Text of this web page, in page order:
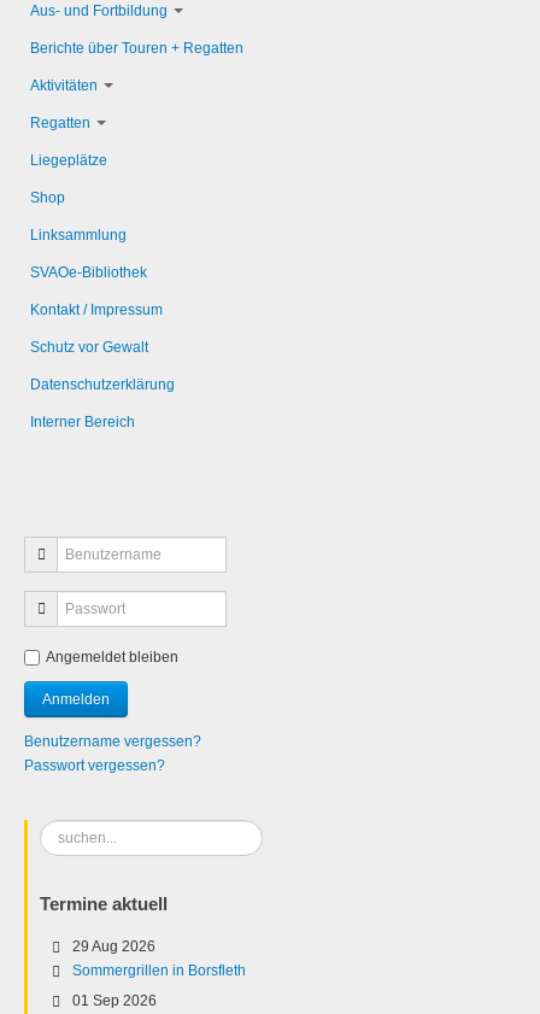
Aus- und Fortbildung
Berichte über Touren + Regatten
Aktivitäten
Regatten
Liegeplätze
Shop
Linksammlung
SVAOe-Bibliothek
Kontakt / Impressum
Schutz vor Gewalt
Datenschutzerklärung
Interner Bereich
Angemeldet bleiben
Benutzername vergessen?
Passwort vergessen?
Suchen
...
Termine aktuell
29 Aug 2026
Sommergrillen in Borsfleth
01 Sep 2026